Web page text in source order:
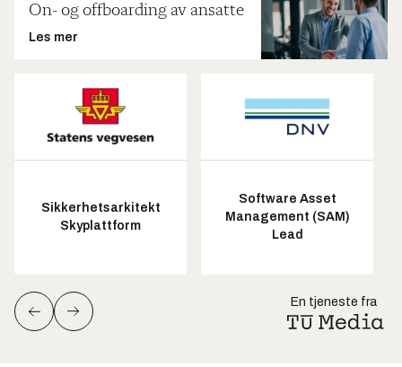
On- og offboarding av ansatte
Les mer
Sikkerhetsarkitekt
Skyplattform
Software Asset
Management (SAM)
Lead
En tjeneste fra